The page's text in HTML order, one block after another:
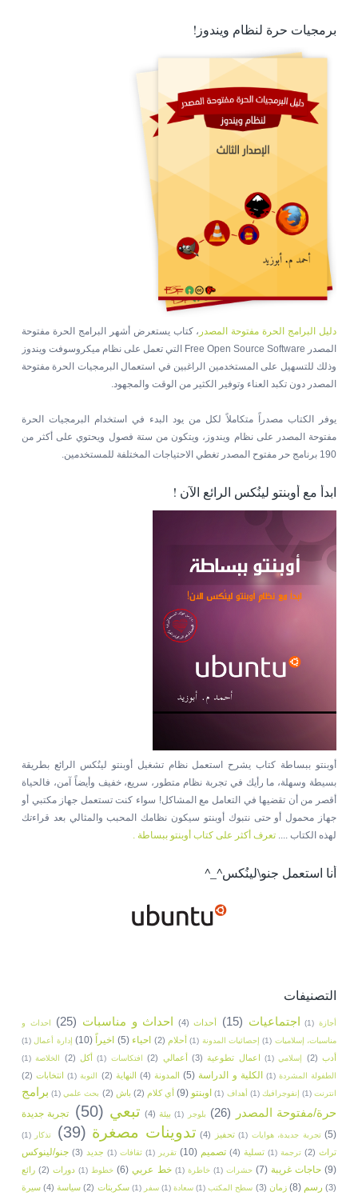
برمجيات حرة لنظام ويندوز!
دليل البرامج الحرة مفتوحة المصدر ، كتاب يستعرض أشهر البرامج الحرة مفتوحة
المصدر Free Open Source Software التي تعمل على نظام ميكروسوفت ويندوز
وذلك للتسهيل على المستخدمين الراغبين في استعمال البرمجيات الحرة مفتوحة
المصدر دون تكبد العناء وتوفير الكثير من الوقت والمجهود.
يوفر الكتاب مصدراً متكاملاً لكل من يود البدء في استخدام البرمجيات الحرة
مفتوحة المصدر على نظام ويندوز، ويتكون من ستة فصول ويحتوي على أكثر من
190 برنامج حر مفتوح المصدر تغطي الاحتياجات المختلفة للمستخدمين.
ابدأ مع أوبنتو لينُكس الرائع الآن !
أوبنتو ببساطة كتاب يشرح استعمل نظام تشغيل أوبنتو لينُكس الرائع بطريقة
بسيطة وسهلة، ما رأيك في تجربة نظام متطور، سريع، خفيف وأيضاً آمن، فالحياة
أقصر من أن تقضيها في التعامل مع المشاكل! سواء كنت تستعمل جهاز مكتبي أو
جهاز محمول أو حتى نتبوك أوبنتو سيكون نظامك المحبب والمثالي بعد قراءتك
لهذه الكتاب .... تعرف أكثر على كتاب أوبنتو ببساطة .
أنا استعمل جنو\لينُكس^_^
التصنيفات
أجازة (1) اجتماعيات (15) أحداث (4) احداث و مناسبات (25)
احداث و
مناسبات، إسلاميات (1) إحصائيات المدونة (1) أحلام (2) احياء (5) اخيراً (10) إدارة أعمال (1)
أدب (2) إسلامي (1) اعمال تطوعية (3) أعمالي (2) افتكاسات (1) أكل (2) الخلاصة (1)
الطفولة المشردة (1) الكلية و الدراسة (5) المدونة (4) النهاية (2) النوبة (1) انتخابات (2)
انترنت (1) إنفوجرافيك (1) أهداف (1) اوبنتو (9) أي كلام (2) باش (2) بحث علمي (1) برامج
حرة/مفتوحة المصدر
(26) بلوجر (1) بيئة (4) تبعي (50)
تجربة جديدة
(5) تجربة جديدة، هوايات (1) تحفيز (4) تدوينات مصغرة (39) تذكار (1)
تراث (2) ترجمة (1) تسلية (4) تصميم (10) تقرير (1) ثقافات (1) جديد (3) جنو/لينوكس
(9) حاجات غريبة (7) حشرات (1) خاطرة (1) خط عربي (6) خطوط (1) دورات (2) رائع
(3) رسم (8) زمان (3) سطح المكتب (1) سعادة (1) سفر (1) سكربتات (2) سياسة (4) سيرة